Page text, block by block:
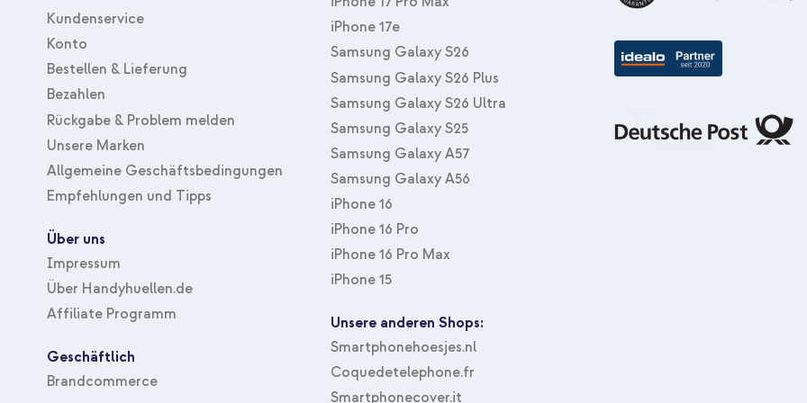
Accezz Premium
Zoll / iPad 7 (2019) 10.2 Zoll
Windschutzscheibe -
Kundenservice
Konto
Bestellen & Lieferung
Bezahlen
Rückgabe & Problem melden
Unsere Marken
Allgemeine Geschäftsbedingungen
Empfehlungen und Tipps
Über uns
Impressum
Über Handyhuellen.de
Affiliate Programm
Geschäftlich
Brandcommerce
iPhone 17e
Samsung Galaxy S26
Samsung Galaxy S26 Plus
Samsung Galaxy S26 Ultra
Samsung Galaxy S25
Samsung Galaxy A57
Samsung Galaxy A56
iPhone 16
iPhone 16 Pro
iPhone 16 Pro Max
iPhone 15
Unsere anderen Shops:
Smartphonehoesjes.nl
Coquedetelephone.fr
Smartphonecover.it